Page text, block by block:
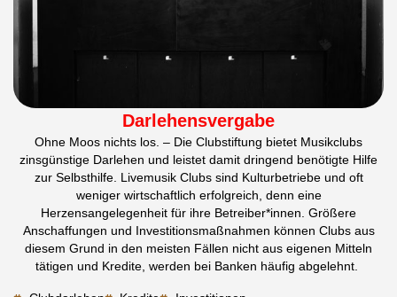
Darlehensvergabe
Ohne Moos nichts los. – Die Clubstiftung bietet Musikclubs
zinsgünstige Darlehen und leistet damit dringend benötigte Hilfe
zur Selbsthilfe. Livemusik Clubs sind Kulturbetriebe und oft
weniger wirtschaftlich erfolgreich, denn eine
Herzensangelegenheit für ihre Betreiber*innen. Größere
Anschaffungen und Investitionsmaßnahmen können Clubs aus
diesem Grund in den meisten Fällen nicht aus eigenen Mitteln
tätigen und Kredite, werden bei Banken häufig abgelehnt.